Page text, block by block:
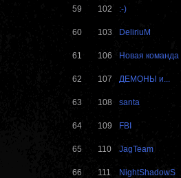
59 102 :-)
60 103 DeliriuM
61 106 Новая команда
62 107 ДЕМОНЫ и...
63 108 santa
64 109 FBI
65 110 JagTeam
66 111 NightShadowS